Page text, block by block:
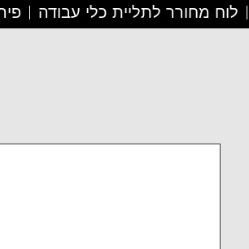
לוח מחורר לתליית כלי עבודה